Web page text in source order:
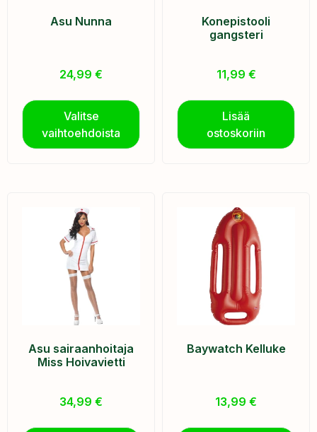
Asu Nunna
24,99 €
Valitse
vaihtoehdoista
Konepistooli
gangsteri
11,99 €
Lisää
ostoskoriin
Asu sairaanhoitaja
Miss Hoivavietti
34,99 €
Baywatch Kelluke
13,99 €